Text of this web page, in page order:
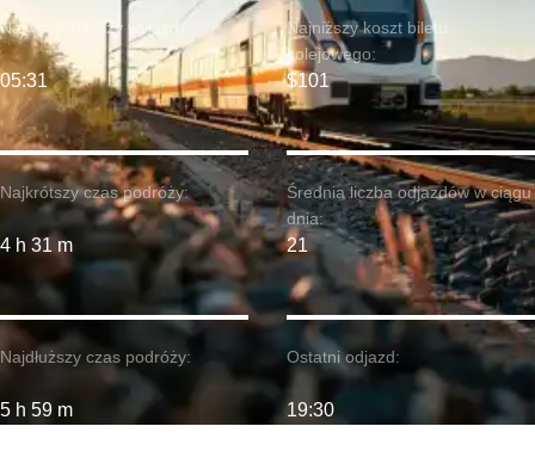
Najkrótszy czas podróży:
4 h 31 m
Najwcześniejszy wyjazd:
05:31
Najdłuższy czas podróży:
5 h 59 m
Najniższy koszt biletu
kolejowego:
$101
Średnia liczba odjazdów w ciągu
dnia:
21
Ostatni odjazd:
19:30